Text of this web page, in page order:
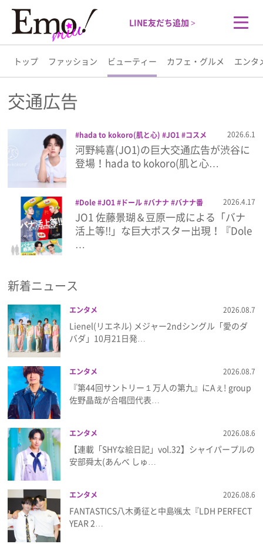
LINE友だち追加 >
トップ ファッション ビューティー カフェ・グルメ エンタ
トップ
ファッション
ビューティー
カフェ・グルメ
エンタメ
ライフスタイル
プレゼント
インタビュー
フィルム
Emoメン
ランキング
Emo!miuとは？
免責事項
プライバシーポリシー
交通広告
hada to kokoro(肌と心) JO1
コスメ
スキンケア
ポップアップ 交通広告
河野純喜
2026.6.1
河野純喜(JO1)の巨大交通広告が渋谷に
登場！hada to kokoro(肌と心…
Dole JO1 ドール バナナ バナナ番
長
バナ活上等!! フルーツ 交通広告
佐藤景瑚 豆原一成
2026.4.17
JO1 佐藤景瑚＆豆原一成による「バナ
活上等!!」な巨大ポスター出現！『Dole
…
新着ニュース
エンタメ 2026.08.7
Lienel(リエネル) メジャー2ndシングル「愛のダ
バダ」10月21日発…
エンタメ 2026.08.7
『第44回サントリー１万人の第九』にAぇ! group
佐野晶哉が合唱団代表…
エンタメ 2026.08.6
【連載「SHYな絵日記」vol.32】シャイパープルの
安部舜太(あんべ しゅ…
エンタメ 2026.08.6
FANTASTICS八木勇征と中島颯太『LDH PERFECT
YEAR 2…